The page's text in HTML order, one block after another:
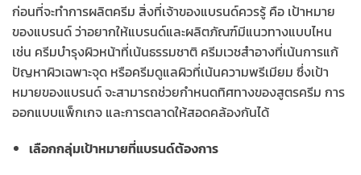
ก่อนที่จะทำการผลิตครีม สิ่งที่เจ้าของแบรนด์ควรรู้ คือ เป้าหมาย
ของแบรนด์ ว่าอยากให้แบรนด์และผลิตภัณฑ์มีแนวทางแบบไหน
เช่น ครีมบำรุงผิวหน้าที่เน้นธรรมชาติ ครีมเวชสำอางที่เน้นการแก้
ปัญหาผิวเฉพาะจุด หรือครีมดูแลผิวที่เน้นความพรีเมียม ซึ่งเป้า
หมายของแบรนด์ จะสามารถช่วยกำหนดทิศทางของสูตรครีม การ
ออกแบบแพ็กเกจ และการตลาดให้สอดคล้องกันได้
เลือกกลุ่มเป้าหมายที่แบรนด์ต้องการ